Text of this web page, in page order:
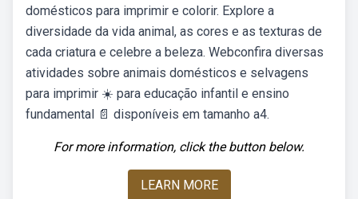
domésticos para imprimir e colorir. Explore a
diversidade da vida animal, as cores e as texturas de
cada criatura e celebre a beleza. Webconfira diversas
atividades sobre animais domésticos e selvagens
para imprimir ☀️ para educação infantil e ensino
fundamental 📄 disponíveis em tamanho a4.
For more information, click the button below.
LEARN MORE